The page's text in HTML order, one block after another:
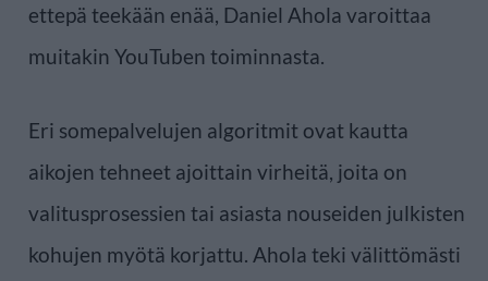
ettepä teekään enää, Daniel Ahola varoittaa
muitakin YouTuben toiminnasta.
Eri somepalvelujen algoritmit ovat kautta
aikojen tehneet ajoittain virheitä, joita on
valitusprosessien tai asiasta nouseiden julkisten
kohujen myötä korjattu. Ahola teki välittömästi